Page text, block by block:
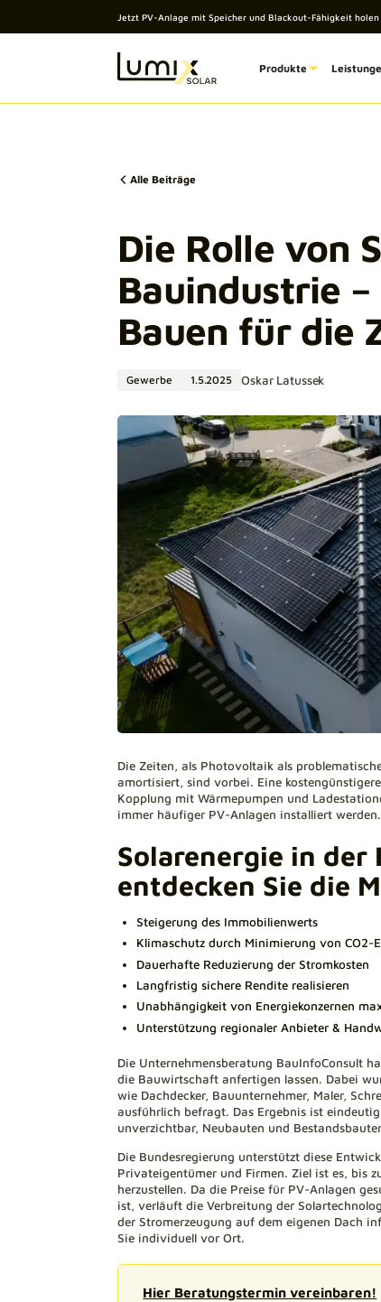
Jetzt PV-Anlage mit Speicher und Blackout-Fähigkeit
Produkte
Alle Beiträge
Die Rolle von
Bauindustrie
Bauen für die
Gewerbe 1.5.2025 Oskar Latussek
Die Zeiten, als Photovoltaik als
amortisiert, sind vorbei. Eine
Kopplung mit Wärmepumpen und
immer häufiger PV-Anlagen installiert werden.
Solarenergie in der
entdecken Sie die
Steigerung des Immobilienwerts
Klimaschutz durch Minimierung von CO2-
Dauerhafte Reduzierung der Stromkosten
Langfristig sichere Rendite realisieren
Unabhängigkeit von Energiekonzernen
Unterstützung regionaler Anbieter &
Die Unternehmensberatung BauInfoConsult
die Bauwirtschaft anfertigen lassen. Dabei
wie Dachdecker, Bauunternehmer, Maler,
ausführlich befragt. Das Ergebnis ist
unverzichtbar, Neubauten und
Die Bundesregierung unterstützt diese
Privateigentümer und Firmen. Ziel ist es, bis
herzustellen. Da die Preise für PV-Anlagen
ist, verläuft die Verbreitung der
der Stromerzeugung auf dem eigenen Dach
Sie individuell vor Ort.
Hier Beratungstermin vereinbaren!